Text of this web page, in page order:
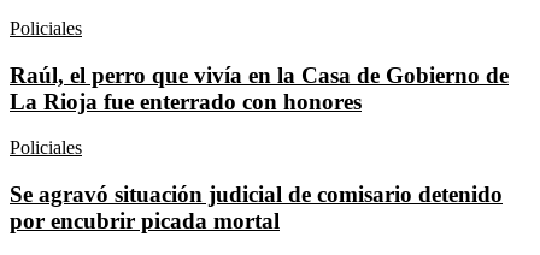
Policiales
Raúl, el perro que vivía en la Casa de Gobierno de
La Rioja fue enterrado con honores
Policiales
Se agravó situación judicial de comisario detenido
por encubrir picada mortal